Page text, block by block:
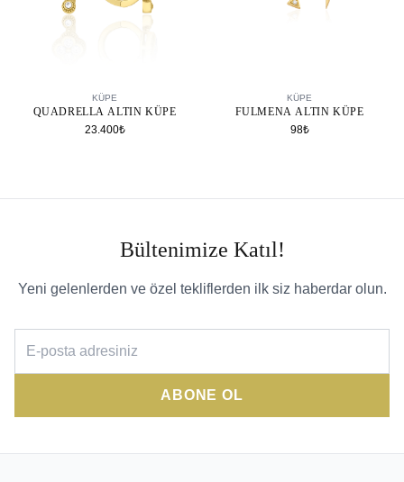
KÜPE
QUADRELLA ALTIN KÜPE
23.400₺
KÜPE
FULMENA ALTIN KÜPE
98₺
Bültenimize Katıl!
Yeni gelenlerden ve özel tekliflerden ilk siz haberdar olun.
ABONE OL